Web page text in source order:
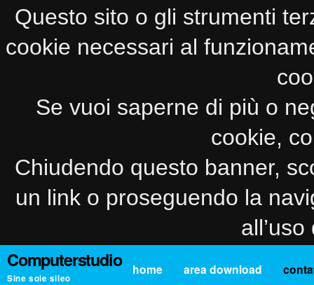
Questo sito o gli strumenti
cookie necessari al
Se vuoi saperne di più o
cookie,
Chiudendo questo banner,
un link o proseguendo la
Computerstudio
Sine sole sileo
home area download